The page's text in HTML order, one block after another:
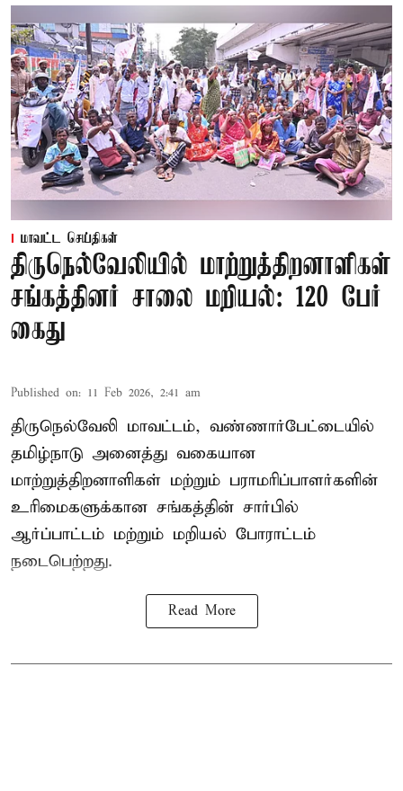
மாவட்ட செய்திகள்
திருநெல்வேலியில் மாற்றுத்திறனாளிகள்
சங்கத்தினர் சாலை மறியல்: 120 பேர்
கைது
Published on: 11 Feb 2026, 2:41 am
திருநெல்வேலி மாவட்டம், வண்ணார்பேட்டையில்
தமிழ்நாடு அனைத்து வகையான
மாற்றுத்திறனாளிகள் மற்றும் பராமரிப்பாளர்களின்
உரிமைகளுக்கான சங்கத்தின் சார்பில்
ஆர்ப்பாட்டம் மற்றும் மறியல் போராட்டம்
நடைபெற்றது.
Read More